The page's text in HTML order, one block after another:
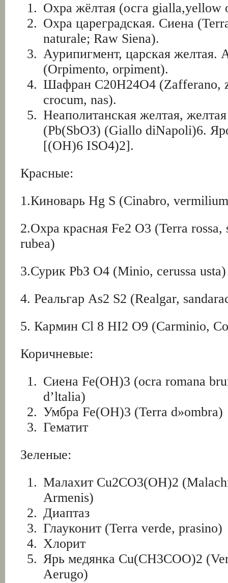
Охра жёлтая (осга gialla,yellow
Охра цареградская. Сиена
naturale; Raw Siena).
Аурипигмент, царская желтая.
(Orpimento, orpiment).
Шафран С20Н24О4 (Zafferano,
crocum, nas).
Неаполитанская желтая,
(Рb(SbОЗ) (Giallo diNapoli)6.
[(OH)6 ISO4)2].
Красные:
1.Киноварь Hg S (Cinabro,
2.Охра красная Fe2 O3 (Terra rossa,
rubea)
3.Сурик РbЗ О4 (Minio, cerussa usta)
4. Реальгар As2 S2 (Realgar,
5. Кармин Cl 8 HI2 O9 (Carminio,
Коричневые:
Сиена Fe(OH)3 (ocra romana
d’ltalia)
Умбра Fe(OH)3 (Terra d»ombra)
Гематит
Зеленые:
Малахит Cu2CO3(OH)2
Armenis)
Диаптаз
Глауконит (Terra verde, prasino)
Хлорит
Ярь медянка Cu(CH3COO)2
Aerugo)